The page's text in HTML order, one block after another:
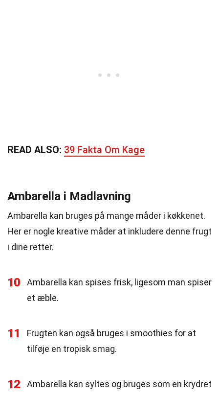
READ ALSO: 39 Fakta Om Kage
Ambarella i Madlavning
Ambarella kan bruges på mange måder i køkkenet.
Her er nogle kreative måder at inkludere denne frugt
i dine retter.
10
Ambarella kan spises frisk, ligesom man spiser
et æble.
11
Frugten kan også bruges i smoothies for at
tilføje en tropisk smag.
12
Ambarella kan syltes og bruges som en krydret